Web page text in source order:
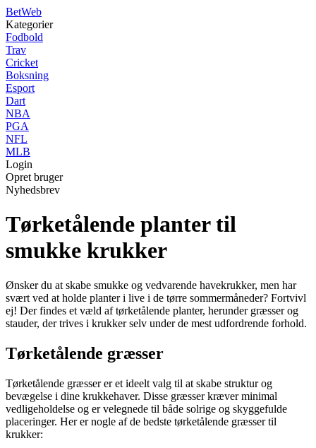
BetWeb
Kategorier
Fodbold
Trav
Cricket
Boksning
Esport
Dart
NBA
PGA
NFL
MLB
Login
Opret bruger
Nyhedsbrev
Tørketålende planter til
smukke krukker
Ønsker du at skabe smukke og vedvarende havekrukker, men har
svært ved at holde planter i live i de tørre sommermåneder? Fortvivl
ej! Der findes et væld af tørketålende planter, herunder græsser og
stauder, der trives i krukker selv under de mest udfordrende forhold.
Tørketålende græsser
Tørketålende græsser er et ideelt valg til at skabe struktur og
bevægelse i dine krukkehaver. Disse græsser kræver minimal
vedligeholdelse og er velegnede til både solrige og skyggefulde
placeringer. Her er nogle af de bedste tørketålende græsser til
krukker: